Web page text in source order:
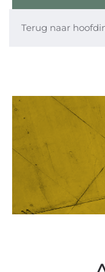
Terug naar